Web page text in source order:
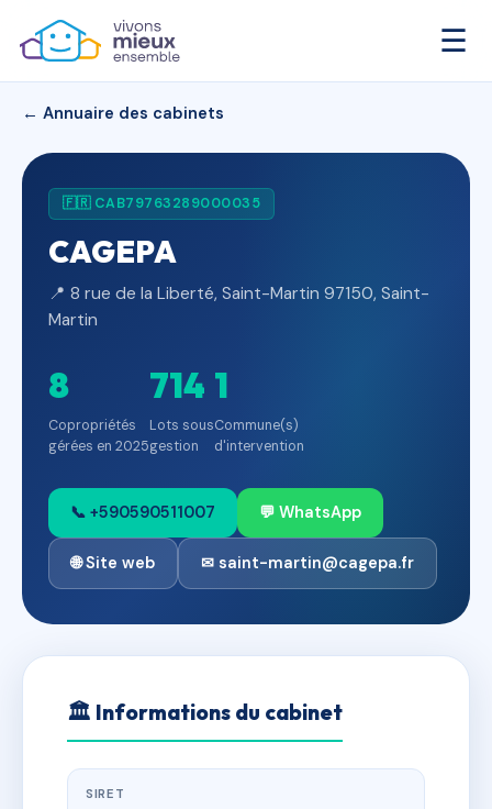
☰
← Annuaire des cabinets
🇫🇷 CAB79763289000035
CAGEPA
📍 8 rue de la Liberté, Saint-Martin 97150, Saint-
Martin
8
Copropriétés
gérées en 2025
714
Lots sous
gestion
1
Commune(s)
d'intervention
📞 +590590511007 💬 WhatsApp
🌐 Site web ✉ saint-martin@cagepa.fr
🏛 Informations du cabinet
SIRET